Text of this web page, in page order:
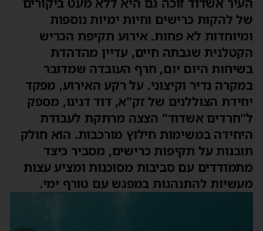
להקות כרישים וחיות ימיות נוספות
לא פחות. אירוע תקיפת הכריש
שגבתה חיים, עדיין מהדהדת
היום יום, חרף העובדה שמדובר
נדיר וקיצוני. על רקע האירוע, מפקד
הצוללנים של זק"א, דוד דנינו, מספק
אשדוד" הצצה מרתקת לעבודת
במשימות חילוץ מורכבות. הוא חולק
על תקיפות כרישים, מסביר כיצד
עם סביבות מסוכנות ומציע עצות
להתנהגות במפגש עם טורף ימי.